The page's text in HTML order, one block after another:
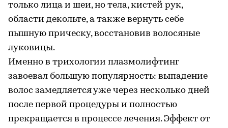
только лица и шеи, но тела, кистей рук,
области декольте, а также вернуть себе
пышную прическу, восстановив волосяные
луковицы.
Именно в трихологии плазмолифтинг
завоевал большую популярность: выпадение
волос замедляется уже через несколько дней
после первой процедуры и полностью
прекращается в процессе лечения. Эффект от